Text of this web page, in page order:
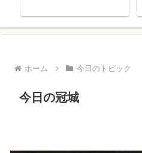
ホーム 今日のトピック
今日の冠城